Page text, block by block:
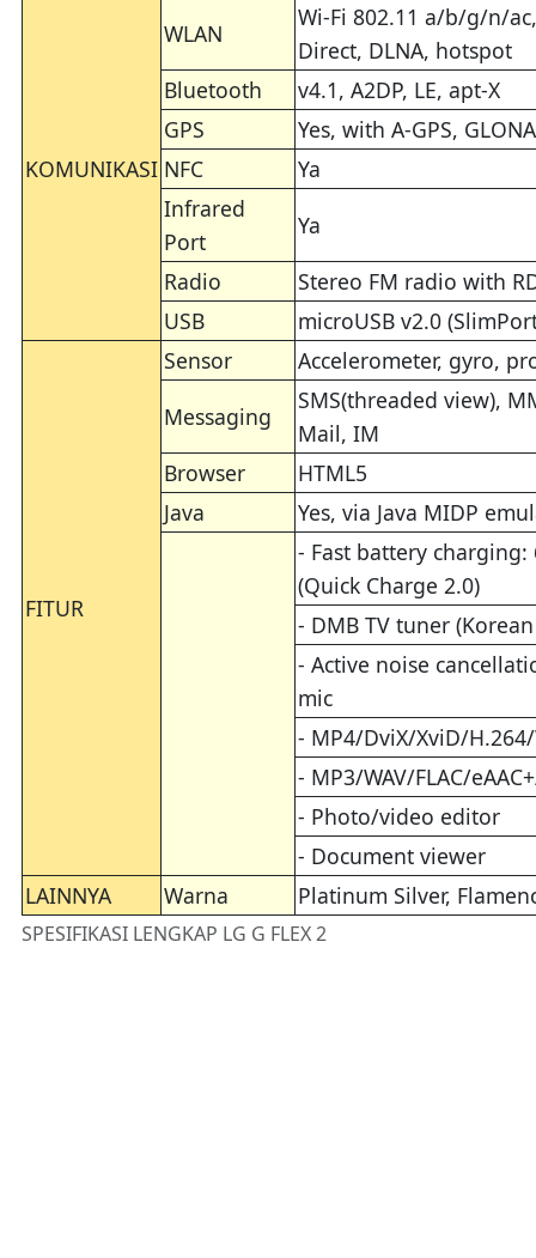
SPESIFIKASI LENGKAP LG G FLEX 2
KOMUNIKASI
WLAN
Wi-Fi 802.11 a/b/g/n/
Direct, DLNA, hotspot
Bluetooth
v4.1, A2DP, LE, apt-X
GPS
Yes, with A-GPS,
NFC
Ya
Infrared
Port
Ya
Radio
Stereo FM radio with
USB
microUSB v2.0
FITUR
Sensor
Accelerometer, gyro,
Messaging
SMS(threaded view),
Mail, IM
Browser
HTML5
Java
Yes, via Java MIDP
- Fast battery charging:
(Quick Charge 2.0)
- DMB TV tuner
- Active noise
mic
- MP4/DviX/XviD/
- MP3/WAV/FLAC/
- Photo/video editor
- Document viewer
LAINNYA
Warna Platinum Silver,